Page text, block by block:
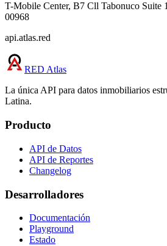
T-Mobile Center, B7 Cll Tabonuco Suite
00968
api.atlas.red
RED Atlas
La única API para datos inmobiliarios
Latina.
Producto
API de Datos
API de Reportes
Changelog
Desarrolladores
Documentación
Playground
Estado